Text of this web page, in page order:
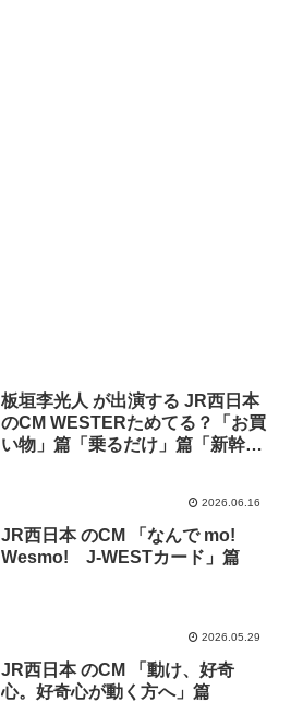
板垣李光人 が出演する JR西日本
のCM WESTERためてる？「お買
い物」篇「乗るだけ」篇「新幹線
2026.06.16
JR西日本 のCM 「なんで mo!
Wesmo! J-WESTカード」篇
2026.05.29
JR西日本 のCM 「動け、好奇
心。好奇心が動く方へ」篇